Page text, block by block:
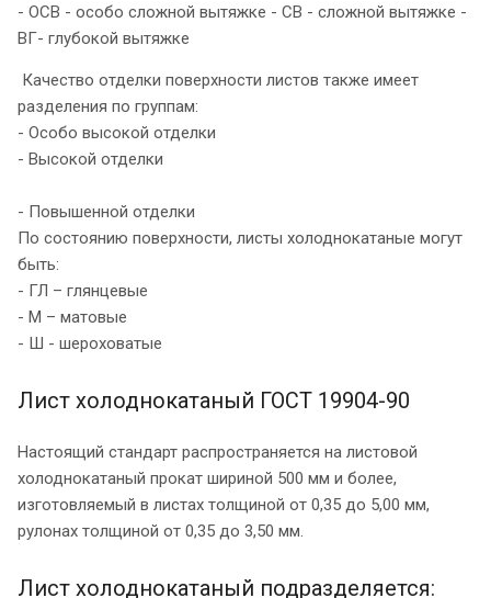
- ОСВ - особо сложной вытяжке - СВ - сложной вытяжке -
ВГ- глубокой вытяжке
Качество отделки поверхности листов также имеет
разделения по группам:
- Особо высокой отделки
- Высокой отделки
- Повышенной отделки
По состоянию поверхности, листы холоднокатаные могут
быть:
- ГЛ – глянцевые
- М – матовые
- Ш - шероховатые
Лист холоднокатаный ГОСТ 19904-90
Настоящий стандарт распространяется на листовой
холоднокатаный прокат шириной 500 мм и более,
изготовляемый в листах толщиной от 0,35 до 5,00 мм,
рулонах толщиной от 0,35 до 3,50 мм.
Лист холоднокатаный подразделяется: